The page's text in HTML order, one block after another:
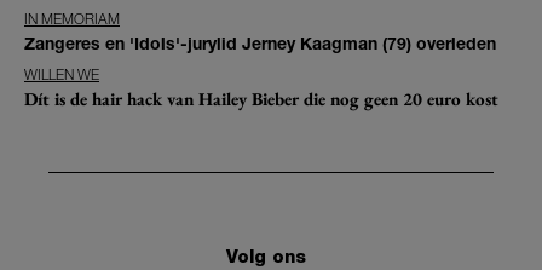
IN MEMORIAM
Zangeres en 'Idols'-jurylid Jerney Kaagman (79) overleden
WILLEN WE
Dít is de hair hack van Hailey Bieber die nog geen 20 euro kost
Volg ons